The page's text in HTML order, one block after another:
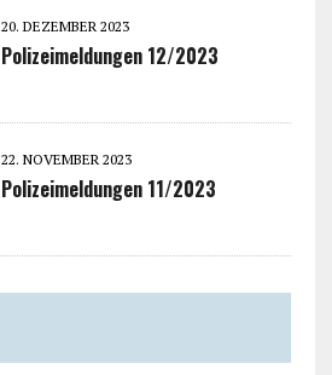
20. DEZEMBER 2023
Polizeimeldungen 12/2023
22. NOVEMBER 2023
Polizeimeldungen 11/2023